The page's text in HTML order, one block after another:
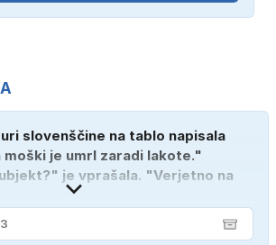
slovenščine na tablo napisala
je umrl zaradi lakote."
je vprašala. "Verjetno na